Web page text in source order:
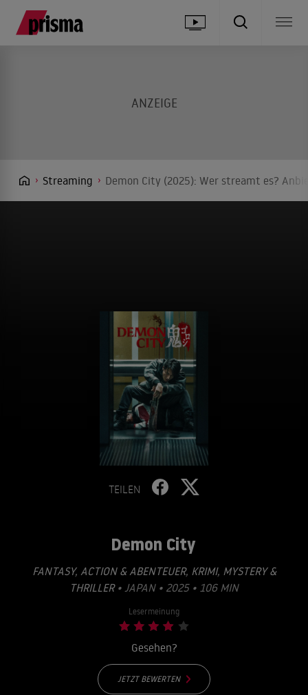
Streaming Demon City (2025): Wer streamt es?
TEILEN
Demon City
FANTASY, ACTION & ABENTEUER, KRIMI, MYSTERY &
THRILLER• JAPAN • 2025 • 106 MIN
Lesermeinung
Gesehen?
JETZT BEWERTEN